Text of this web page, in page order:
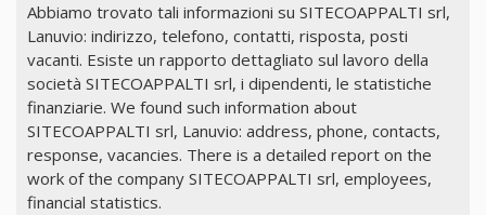
Abbiamo trovato tali informazioni su SITECOAPPALTI srl,
Lanuvio: indirizzo, telefono, contatti, risposta, posti
vacanti. Esiste un rapporto dettagliato sul lavoro della
società SITECOAPPALTI srl, i dipendenti, le statistiche
finanziarie. We found such information about
SITECOAPPALTI srl, Lanuvio: address, phone, contacts,
response, vacancies. There is a detailed report on the
work of the company SITECOAPPALTI srl, employees,
financial statistics.